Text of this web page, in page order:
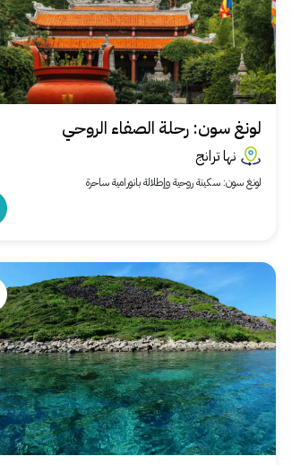
لونغ سون: رحلة الصفاء الروحي
نها ترانج
لونغ سون: سكينة روحية وإطلالة بانورامية ساحرة